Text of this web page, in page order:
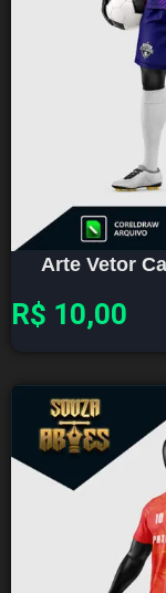
Arte Vetor
R$ 10,00